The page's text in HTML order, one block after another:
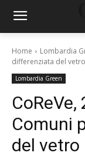
Home Lombardia
differenziata del
Lombardia Green
Comuni
del vetro